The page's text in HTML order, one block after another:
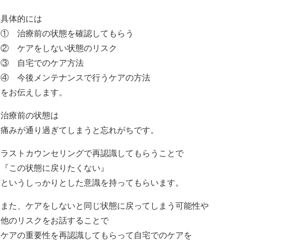
具体的には
① 治療前の状態を確認してもらう
② ケアをしない状態のリスク
③ 自宅でのケア方法
④ 今後メンテナンスで行うケアの方法
をお伝えします。
治療前の状態は
痛みが通り過ぎてしまうと忘れがちです。
ラストカウンセリングで再認識してもらうことで
『この状態に戻りたくない』
というしっかりとした意識を持ってもらいます。
また、ケアをしないと同じ状態に戻ってしまう可能性や
他のリスクをお話することで
ケアの重要性を再認識してもらって自宅でのケアを